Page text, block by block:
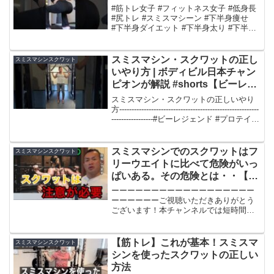
#筋トレ女子 #フィットネス女子 #低身長
#尻トレ #スミスマシーン #下半身痩せ
#下半身ダイエット #下半身太り #下半身
レーニング #福岡パーソナル...
スミスマシンスクワット
スミスマシン・スクワットの正し
いやり方 | ボディビル日本チャン
ピオンが解説 #shorts【ビーレジ
ェンド プロテイン】
スミスマシン・スクワットの正しいやり
方---------------------------------------------------------
-----------------#ビーレジェンド #プロテイン
スミスマシンスクワット
スミスマシンでのスクワットはフ
リーウエイトに比べて危険がいっ
ぱいある。その危険とは・・【山
岸秀匡 ビッグヒデ 切り抜き】
ーーーーーーーーーーーーーーーーーー
ーーーーーーご視聴いただきありがとう
ございます！本チャンネルでは短時間で
ますのでチャンネル登録お願いします！
そして動画の高評価...
スミスマシンスクワット
【筋トレ】これが基本！スミスマ
シンを使ったスクワットの正しい
方法